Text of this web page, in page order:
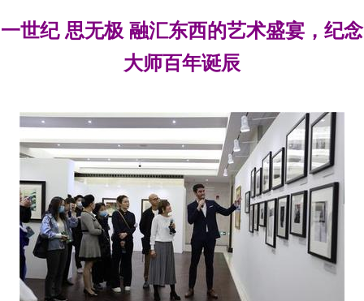
一世纪 思无极 融汇东西的艺术盛宴，纪念
大师百年诞辰